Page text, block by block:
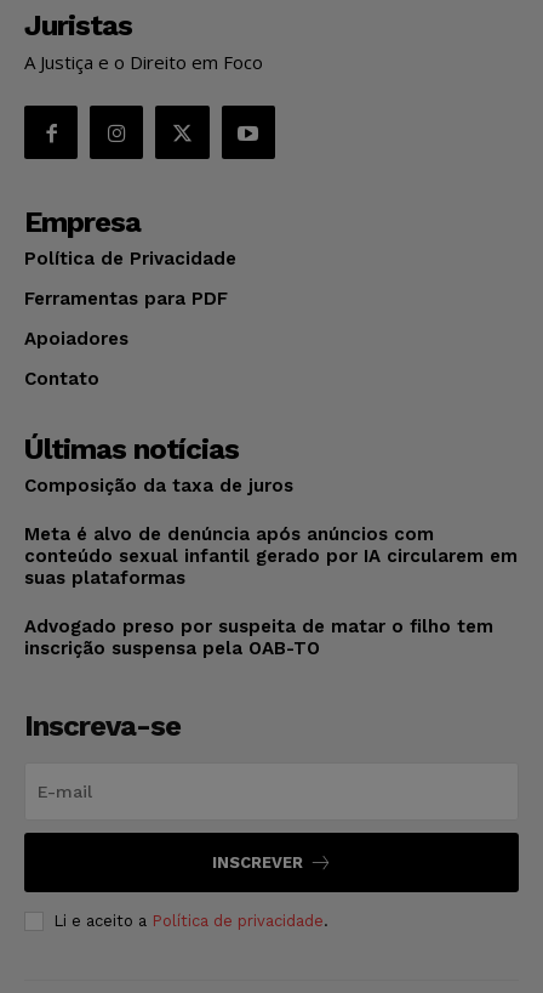
Juristas
A Justiça e o Direito em Foco
Empresa
Política de Privacidade
Ferramentas para PDF
Apoiadores
Contato
Últimas notícias
Composição da taxa de juros
Meta é alvo de denúncia após anúncios com
conteúdo sexual infantil gerado por IA circularem em
suas plataformas
Advogado preso por suspeita de matar o filho tem
inscrição suspensa pela OAB-TO
Inscreva-se
INSCREVER
Li e aceito a Política de privacidade.